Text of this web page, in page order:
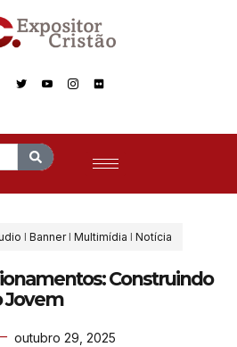
I BannerI Multimídia I Notícia
Construindo
Jovem
outubro 29, 2025